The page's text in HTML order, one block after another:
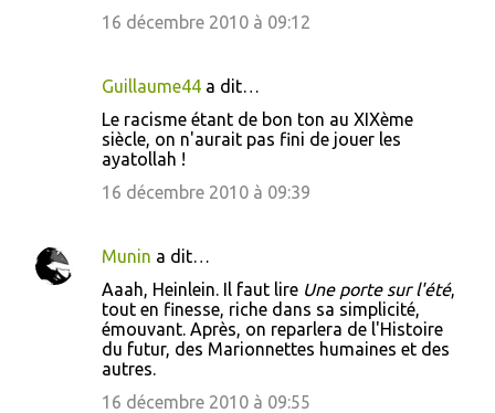
16 décembre 2010 à 09:12
Guillaume44 a dit…
Le racisme étant de bon ton au XIXème
siècle, on n'aurait pas fini de jouer les
ayatollah !
16 décembre 2010 à 09:39
Munin a dit…
Aaah, Heinlein. Il faut lire Une porte sur l'été,
tout en finesse, riche dans sa simplicité,
émouvant. Après, on reparlera de l'Histoire
du futur, des Marionnettes humaines et des
autres.
16 décembre 2010 à 09:55